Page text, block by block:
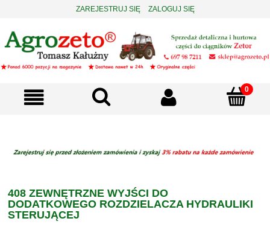
ZAREJESTRUJ SIĘ ZALOGUJ SIĘ
408 ZEWNĘTRZNE WYJŚCI DO
DODATKOWEGO ROZDZIELACZA HYDRAULIKI
STERUJĄCEJ